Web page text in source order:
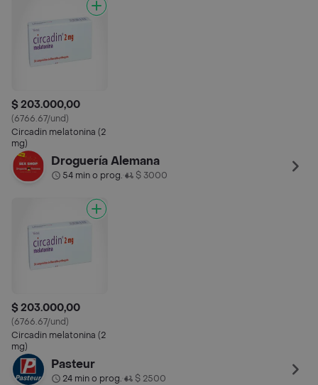
$ 203.000,00
(6766.67/und)
Circadin melatonina (2
mg)
Droguería Alemana
54 min o prog.• $ 3000
$ 203.000,00
(6766.67/und)
Circadin melatonina (2
mg)
Pasteur
24 min o prog.• $ 2500